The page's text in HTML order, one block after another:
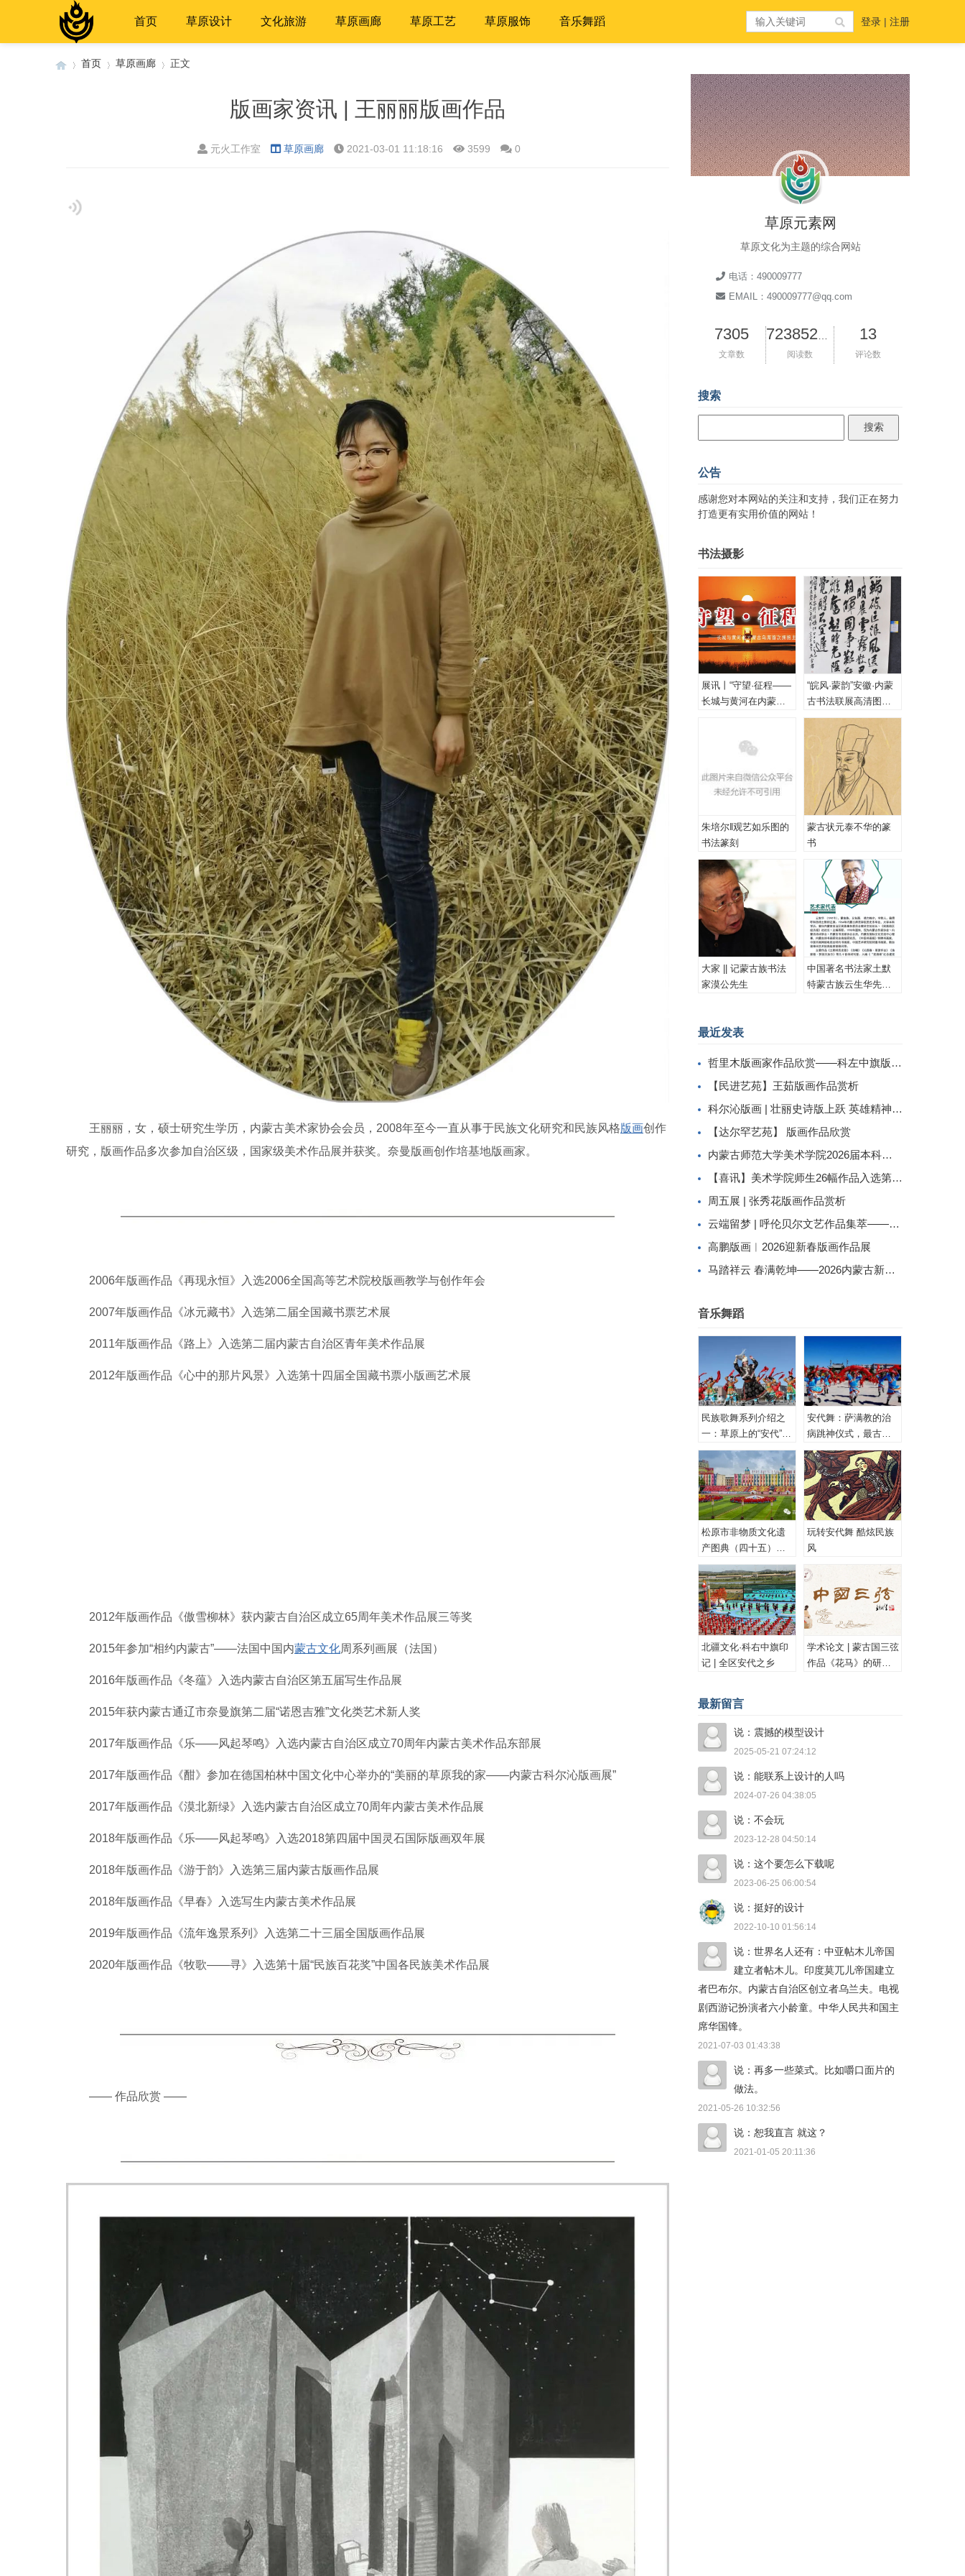
首页 草原设计 文化旅游 草原画廊 草原工艺 草原服饰 音乐舞蹈 登录 | 注册
首页 草原画廊 正文
版画家资讯 | 王丽丽版画作品
元火工作室 草原画廊 2021-03-01 11:18:16 3599 0
王丽丽，女，硕士研究生学历，内蒙古美术家协会会员，2008年至今一直从事于民族文化研究和民族风格版画创作
研究，版画作品多次参加自治区级，国家级美术作品展并获奖。奈曼版画创作培基地版画家。
2006年版画作品《再现永恒》入选2006全国高等艺术院校版画教学与创作年会
2007年版画作品《冰元藏书》入选第二届全国藏书票艺术展
2011年版画作品《路上》入选第二届内蒙古自治区青年美术作品展
2012年版画作品《心中的那片风景》入选第十四届全国藏书票小版画艺术展
2012年版画作品《傲雪柳林》获内蒙古自治区成立65周年美术作品展三等奖
2015年参加“相约内蒙古”——法国中国内蒙古文化周系列画展（法国）
2016年版画作品《冬蕴》入选内蒙古自治区第五届写生作品展
2015年获内蒙古通辽市奈曼旗第二届“诺恩吉雅”文化类艺术新人奖
2017年版画作品《乐——风起琴鸣》入选内蒙古自治区成立70周年内蒙古美术作品东部展
2017年版画作品《酣》参加在德国柏林中国文化中心举办的“美丽的草原我的家——内蒙古科尔沁版画展”
2017年版画作品《漠北新绿》入选内蒙古自治区成立70周年内蒙古美术作品展
2018年版画作品《乐——风起琴鸣》入选2018第四届中国灵石国际版画双年展
2018年版画作品《游于韵》入选第三届内蒙古版画作品展
2018年版画作品《早春》入选写生内蒙古美术作品展
2019年版画作品《流年逸景系列》入选第二十三届全国版画作品展
2020年版画作品《牧歌——寻》入选第十届“民族百花奖”中国各民族美术作品展
—— 作品欣赏 ——
草原元素网
草原文化为主题的综合网站
电话：490009777
EMAIL：490009777@qq.com
7305
文章数 阅读数
13
评论数
搜索
公告
感谢您对本网站的关注和支持，我们正在努力
打造更有实用价值的网站！
书法摄影
展讯丨“守望·征程——
长城与黄河在内蒙古
“皖风·蒙韵”安徽·内蒙
古书法联展高清图
（一、特邀作品）
朱培尔‖观艺如乐图的
书法篆刻
蒙古状元泰不华的篆
书
大家 || 记蒙古族书法
家漠公先生
中国著名书法家土默
特蒙古族云生华先生
最近发表
哲里木版画家作品欣赏——科左中旗版画家李忠斌作品赏析
【民进艺苑】王茹版画作品赏析
科尔沁版画 | 壮丽史诗版上跃 英雄精神画中传
【达尔罕艺苑】 版画作品欣赏
内蒙古师范大学美术学院2026届本科生毕业作品展美术学专业（版画方向）
【喜讯】美术学院师生26幅作品入选第二届内蒙古自治区小版画暨藏书票展
周五展 | 张秀花版画作品赏析
云端留梦 | 呼伦贝尔文艺作品集萃——姜识民版画选登
高鹏版画︱2026迎新春版画作品展
马踏祥云 春满乾坤——2026内蒙古新春民间工艺美术线上展（三）
音乐舞蹈
民族歌舞系列介绍之
一：草原上的“安代”和
安代舞
安代舞：萨满教的治
病跳神仪式，最古老
的心理治疗！
松原市非物质文化遗
产图典（四十五）蒙
古族安代舞
玩转安代舞 酷炫民族
风
北疆文化·科右中旗印
记 | 全区安代之乡
学术论文 | 蒙古国三弦
作品《花马》的研究
最新留言
说：震撼的模型设计
2025-05-21 07:24:12
说：能联系上设计的人吗
2024-07-26 04:38:05
说：不会玩
2023-12-28 04:50:14
说：这个要怎么下载呢
2023-06-25 06:00:54
说：挺好的设计
2022-10-10 01:56:14
说：世界名人还有：中亚帖木儿帝国
建立者帖木儿。印度莫兀儿帝国建立
者巴布尔。内蒙古自治区创立者乌兰夫。电视
剧西游记扮演者六小龄童。中华人民共和国主
席华国锋。
2021-07-03 01:43:38
说：再多一些菜式。比如嚼口面片的
做法。
2021-05-26 10:32:56
说：恕我直言 就这？
2021-01-05 20:11:36